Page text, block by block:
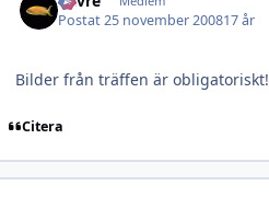
Postat25 november 200817 år
Bilder från träffen är obligatoriskt!
Citera